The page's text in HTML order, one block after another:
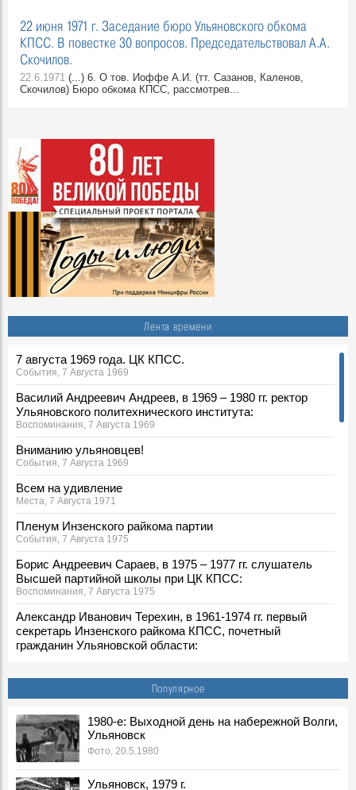
Лента времени
7 августа 1969 года. ЦК КПСС.
События, 7 Августа 1969
Василий Андреевич Андреев, в 1969 – 1980 гг. ректор
Ульяновского политехнического института:
Воспоминания, 7 Августа 1969
Вниманию ульяновцев!
События, 7 Августа 1969
Всем на удивление
Места, 7 Августа 1971
Пленум Инзенского райкома партии
События, 7 Августа 1975
Борис Андреевич Сараев, в 1975 – 1977 гг. слушатель
Высшей партийной школы при ЦК КПСС:
Воспоминания, 7 Августа 1975
Александр Иванович Терехин, в 1961-1974 гг. первый
секретарь Инзенского райкома КПСС, почетный
гражданин Ульяновской области:
По ульяновскому проекту
События, 7 Августа 1977
7 августа 1980 года погиб в Афганистане ульяновец
Владимир Лаптев
События, 7 Августа 1980
Телеграмма
События, 7 Августа 1981
22 июня 1971 г. Заседание бюро Ульяновского обкома
КПСС. В повестке 30 вопросов. Председательствовал А.А.
Скочилов.
22.6.1971 (...) 6. О тов. Иоффе А.И. (тт. Сазанов, Каленов,
Скочилов) Бюро обкома КПСС, рассмотрев...
Популярное
1980-е: Выходной день на набережной Волги,
Ульяновск
Фото, 20.5.1980
Ульяновск, 1979 г.